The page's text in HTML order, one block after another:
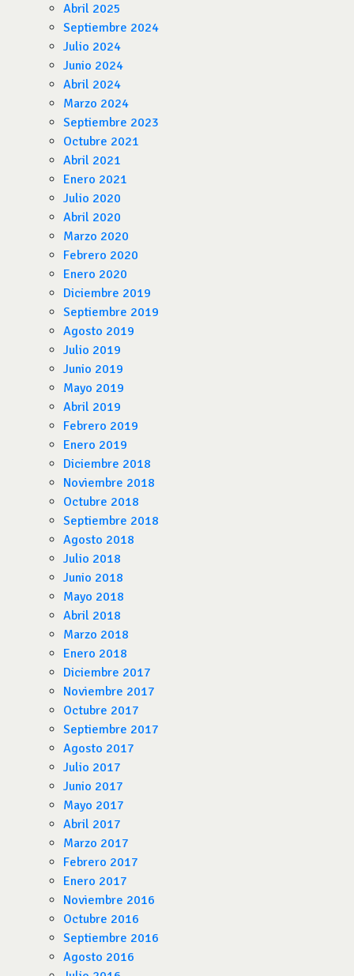
Abril 2025
Septiembre 2024
Julio 2024
Junio 2024
Abril 2024
Marzo 2024
Septiembre 2023
Octubre 2021
Abril 2021
Enero 2021
Julio 2020
Abril 2020
Marzo 2020
Febrero 2020
Enero 2020
Diciembre 2019
Septiembre 2019
Agosto 2019
Julio 2019
Junio 2019
Mayo 2019
Abril 2019
Febrero 2019
Enero 2019
Diciembre 2018
Noviembre 2018
Octubre 2018
Septiembre 2018
Agosto 2018
Julio 2018
Junio 2018
Mayo 2018
Abril 2018
Marzo 2018
Enero 2018
Diciembre 2017
Noviembre 2017
Octubre 2017
Septiembre 2017
Agosto 2017
Julio 2017
Junio 2017
Mayo 2017
Abril 2017
Marzo 2017
Febrero 2017
Enero 2017
Noviembre 2016
Octubre 2016
Septiembre 2016
Agosto 2016